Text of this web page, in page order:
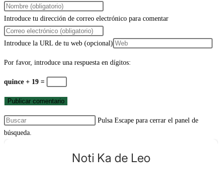
Introduce tu dirección de correo electrónico para comentar
Introduce la URL de tu web (opcional)
Por favor, introduce una respuesta en dígitos:
quince + 19 =
Pulsa Escape para cerrar el panel de
búsqueda.